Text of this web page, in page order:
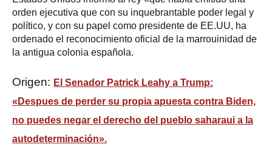
orden ejecutiva que con su inquebrantable poder legal y
político, y con su papel como presidente de EE.UU, ha
ordenado el reconocimiento oficial de la marrouinidad de
la antigua colonia española.
Origen: El Senador Patrick Leahy a Trump:
«Despues de perder su propia apuesta contra Biden,
no puedes negar el derecho del pueblo saharaui a la
autodeterminación».